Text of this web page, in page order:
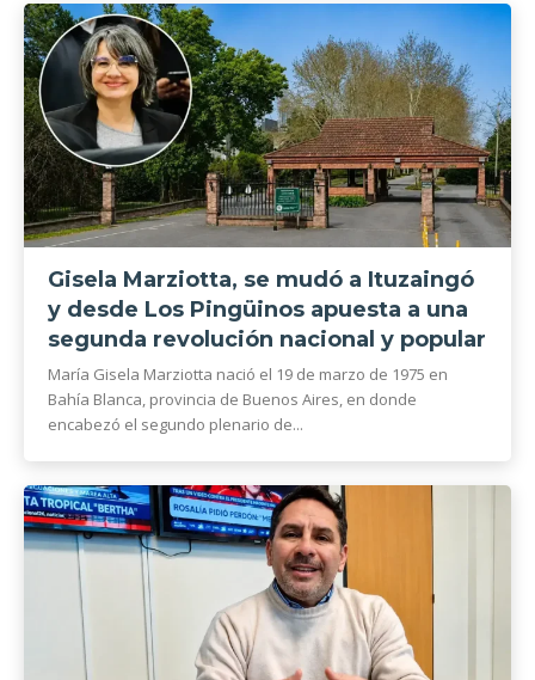
Gisela Marziotta, se mudó a Ituzaingó
y desde Los Pingüinos apuesta a una
segunda revolución nacional y popular
María Gisela Marziotta nació el 19 de marzo de 1975 en
Bahía Blanca, provincia de Buenos Aires, en donde
encabezó el segundo plenario de...